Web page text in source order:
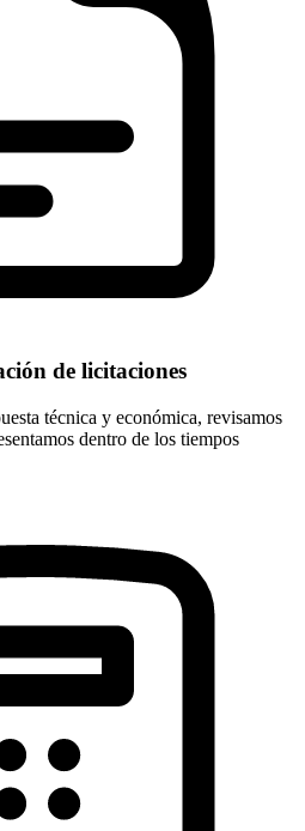
de licitaciones
técnica y económica, revisamos
dentro de los tiempos